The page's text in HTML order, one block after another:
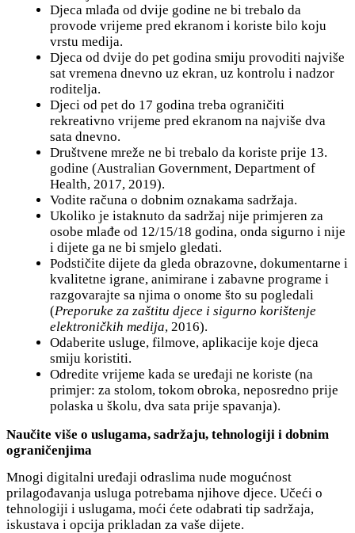
Djeca mlađa od dvije godine ne bi trebalo da
provode vrijeme pred ekranom i koriste bilo koju
vrstu medija.
Djeca od dvije do pet godina smiju provoditi najviše
sat vremena dnevno uz ekran, uz kontrolu i nadzor
roditelja.
Djeci od pet do 17 godina treba ograničiti
rekreativno vrijeme pred ekranom na najviše dva
sata dnevno.
Društvene mreže ne bi trebalo da koriste prije 13.
godine (Australian Government, Department of
Health, 2017, 2019).
Vodite računa o dobnim oznakama sadržaja.
Ukoliko je istaknuto da sadržaj nije primjeren za
osobe mlađe od 12/15/18 godina, onda sigurno i nije
i dijete ga ne bi smjelo gledati.
Podstičite dijete da gleda obrazovne, dokumentarne i
kvalitetne igrane, animirane i zabavne programe i
razgovarajte sa njima o onome što su pogledali
(Preporuke za zaštitu djece i sigurno korištenje
elektroničkih medija, 2016).
Odaberite usluge, filmove, aplikacije koje djeca
smiju koristiti.
Odredite vrijeme kada se uređaji ne koriste (na
primjer: za stolom, tokom obroka, neposredno prije
polaska u školu, dva sata prije spavanja).
Naučite više o uslugama, sadržaju, tehnologiji i dobnim
ograničenjima
Mnogi digitalni uređaji odraslima nude mogućnost
prilagođavanja usluga potrebama njihove djece. Učeći o
tehnologiji i uslugama, moći ćete odabrati tip sadržaja,
iskustava i opcija prikladan za vaše dijete.